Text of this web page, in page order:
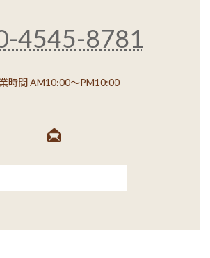
4545-8781
時間 AM10:00～PM10:00